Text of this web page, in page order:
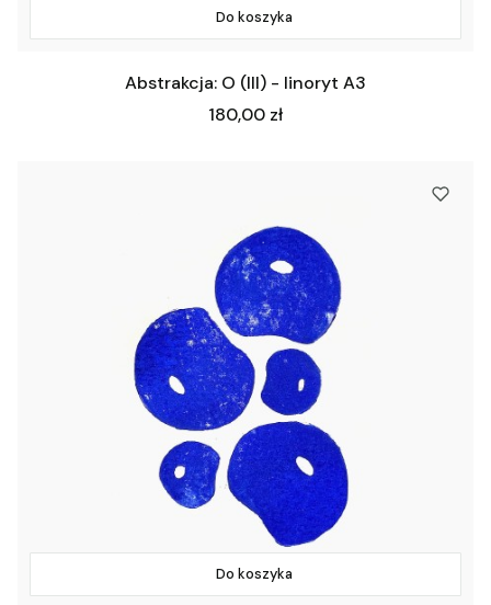
Do koszyka
Abstrakcja: O (III) - linoryt A3
Cena
180,00 zł
Do koszyka